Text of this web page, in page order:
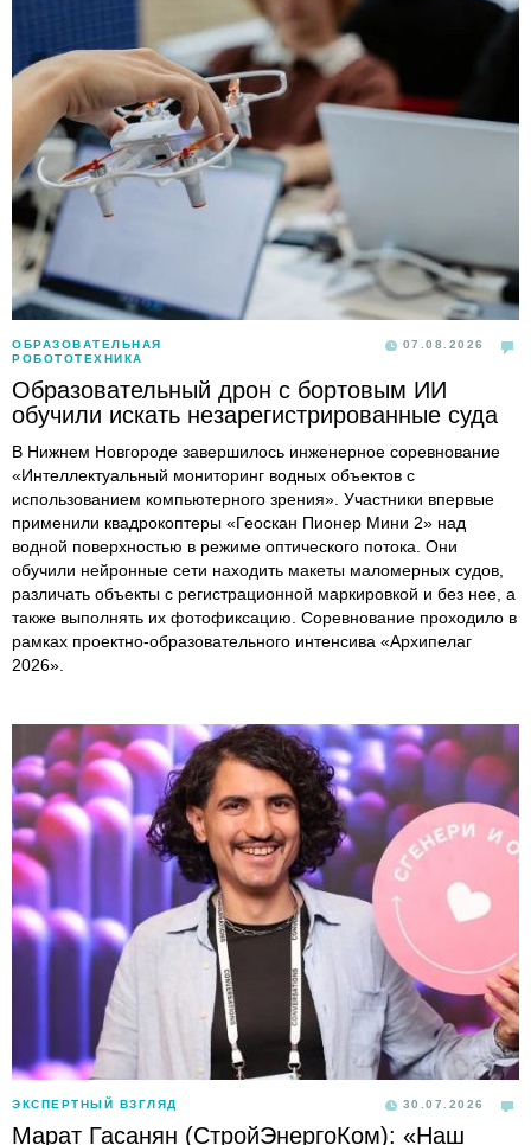
ОБРАЗОВАТЕЛЬНАЯ
РОБОТОТЕХНИКА
07.08.2026
Образовательный дрон с бортовым ИИ
обучили искать незарегистрированные суда
В Нижнем Новгороде завершилось инженерное соревнование
«Интеллектуальный мониторинг водных объектов с
использованием компьютерного зрения». Участники впервые
применили квадрокоптеры «Геоскан Пионер Мини 2» над
водной поверхностью в режиме оптического потока. Они
обучили нейронные сети находить макеты маломерных судов,
различать объекты с регистрационной маркировкой и без нее, а
также выполнять их фотофиксацию. Соревнование проходило в
рамках проектно-образовательного интенсива «Архипелаг
2026».
ЭКСПЕРТНЫЙ ВЗГЛЯД 30.07.2026
Марат Гасанян (СтройЭнергоКом): «Наш